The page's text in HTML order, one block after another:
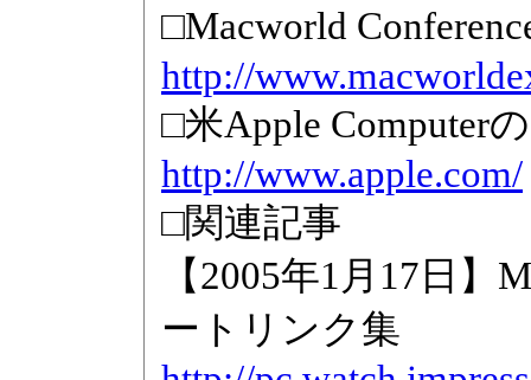
□Macworld
http://
□米Apple Computer
http://www.apple.com/
□関連記事
【2005年1月17日】
ートリンク集